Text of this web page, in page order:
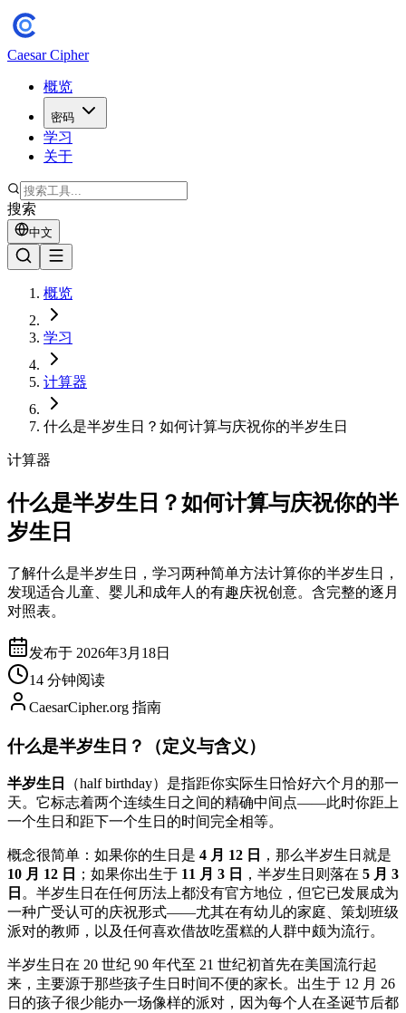
Caesar Cipher
概览
密码
学习
关于
搜索
中文
概览
学习
计算器
什么是半岁生日？如何计算与庆祝你的半岁生日
计算器
什么是半岁生日？如何计算与庆祝你的半
岁生日
了解什么是半岁生日，学习两种简单方法计算你的半岁生日，
发现适合儿童、婴儿和成年人的有趣庆祝创意。含完整的逐月
对照表。
发布于 2026年3月18日
14 分钟阅读
CaesarCipher.org 指南
什么是半岁生日？（定义与含义）
半岁生日
（half birthday）是指距你实际生日恰好六个月的那一
天。它标志着两个连续生日之间的精确中间点——此时你距上
一个生日和距下一个生日的时间完全相等。
概念很简单：如果你的生日是 4 月 12 日
，那么半岁生日就是
10 月 12 日
；如果你出生于 11 月 3 日 ，半岁生日则落在 5 月 3
日 。半岁生日在任何历法上都没有官方地位，但它已发展成为
一种广受认可的庆祝形式——尤其在有幼儿的家庭、策划班级
派对的教师，以及任何喜欢借故吃蛋糕的人群中颇为流行。
半岁生日在 20 世纪 90 年代至 21 世纪初首先在美国流行起
来，主要源于那些孩子生日时间不便的家长。出生于 12 月 26
日的孩子很少能办一场像样的派对，因为每个人在圣诞节后都